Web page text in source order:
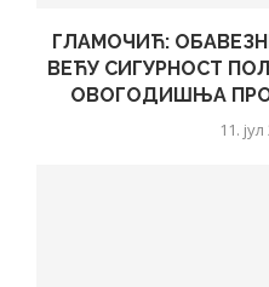
ГЛАМОЧИЋ:
ВЕЋУ СИГУРНОСТ
ОВОГОДИШЊА
11.